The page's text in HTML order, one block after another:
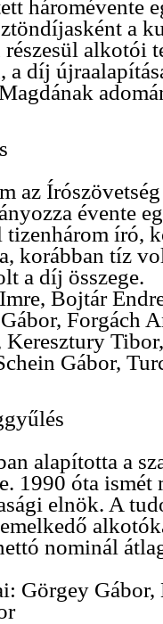
háromévente
a
alkotói
a díj
az
évente
tizenhárom író,
korábban tíz
a díj összege.
Bojtár
Forgách
Keresztury
Gábor,
alapította a
1990 óta ismét
elnök. A
nominál
Görgey Gábor,